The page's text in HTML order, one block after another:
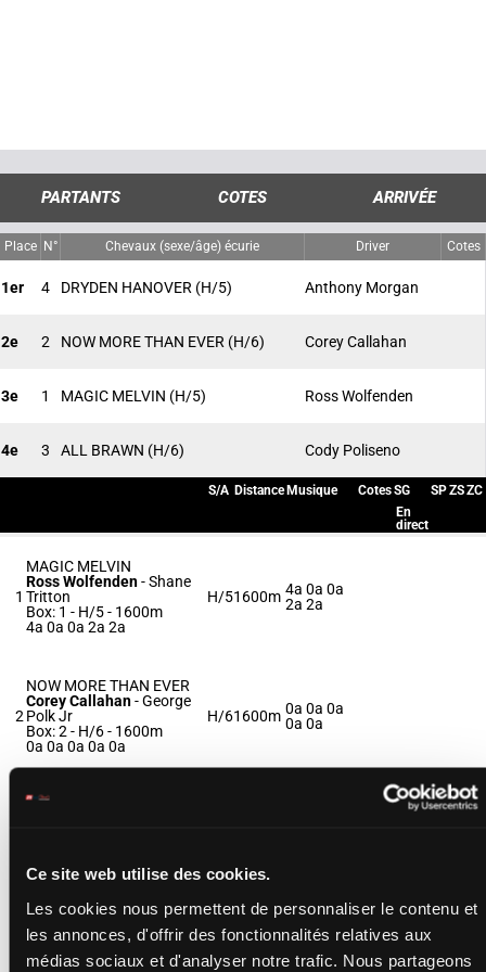
Ce site web utilise des cookies.
Les cookies nous permettent de personnaliser le contenu et
les annonces, d'offrir des fonctionnalités relatives aux
médias sociaux et d'analyser notre trafic. Nous partageons
PARTANTS COTES ARRIVÉE
Place N° Chevaux (sexe/âge) écurie Driver Cotes
1er 4 DRYDEN HANOVER (H/5) Anthony Morgan
2e 2 NOW MORE THAN EVER (H/6) Corey Callahan
3e 1 MAGIC MELVIN (H/5) Ross Wolfenden
4e 3 ALL BRAWN (H/6) Cody Poliseno
S/A Distance Musique CotesSG SPZSZC
En
direct
1
MAGIC MELVIN
Ross Wolfenden-Shane
Tritton
Box: 1 - H/5 - 1600m
4a 0a 0a 2a 2a
H/51600m 4a 0a 0a
2a 2a
2
NOW MORE THAN EVER
Corey Callahan-George
Polk Jr
Box: 2 - H/6 - 1600m
0a 0a 0a 0a 0a
H/61600m 0a 0a 0a
0a 0a
ALL BRAWN
0a 0a 0a 4a 0a
Anthony Morgan-Jimmy
Nickerson
H/5 1600m 1a 3a